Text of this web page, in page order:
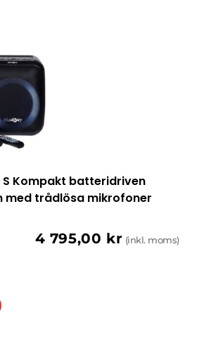
S Kompakt batteridriven
med trådlösa mikrofoner
4 795,00 kr (inkl. moms)